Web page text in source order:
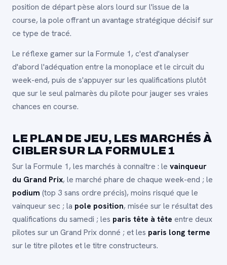
position de départ pèse alors lourd sur l'issue de la
course, la pole offrant un avantage stratégique décisif sur
ce type de tracé.
Le réflexe gamer sur la Formule 1, c'est d'analyser
d'abord l'adéquation entre la monoplace et le circuit du
week-end, puis de s'appuyer sur les qualifications plutôt
que sur le seul palmarès du pilote pour jauger ses vraies
chances en course.
LE PLAN DE JEU, LES MARCHÉS À
CIBLER SUR LA FORMULE 1
Sur la Formule 1, les marchés à connaître : le vainqueur
du Grand Prix, le marché phare de chaque week-end ; le
podium (top 3 sans ordre précis), moins risqué que le
vainqueur sec ; la pole position, misée sur le résultat des
qualifications du samedi ; les paris tête à tête entre deux
pilotes sur un Grand Prix donné ; et les paris long terme
sur le titre pilotes et le titre constructeurs.